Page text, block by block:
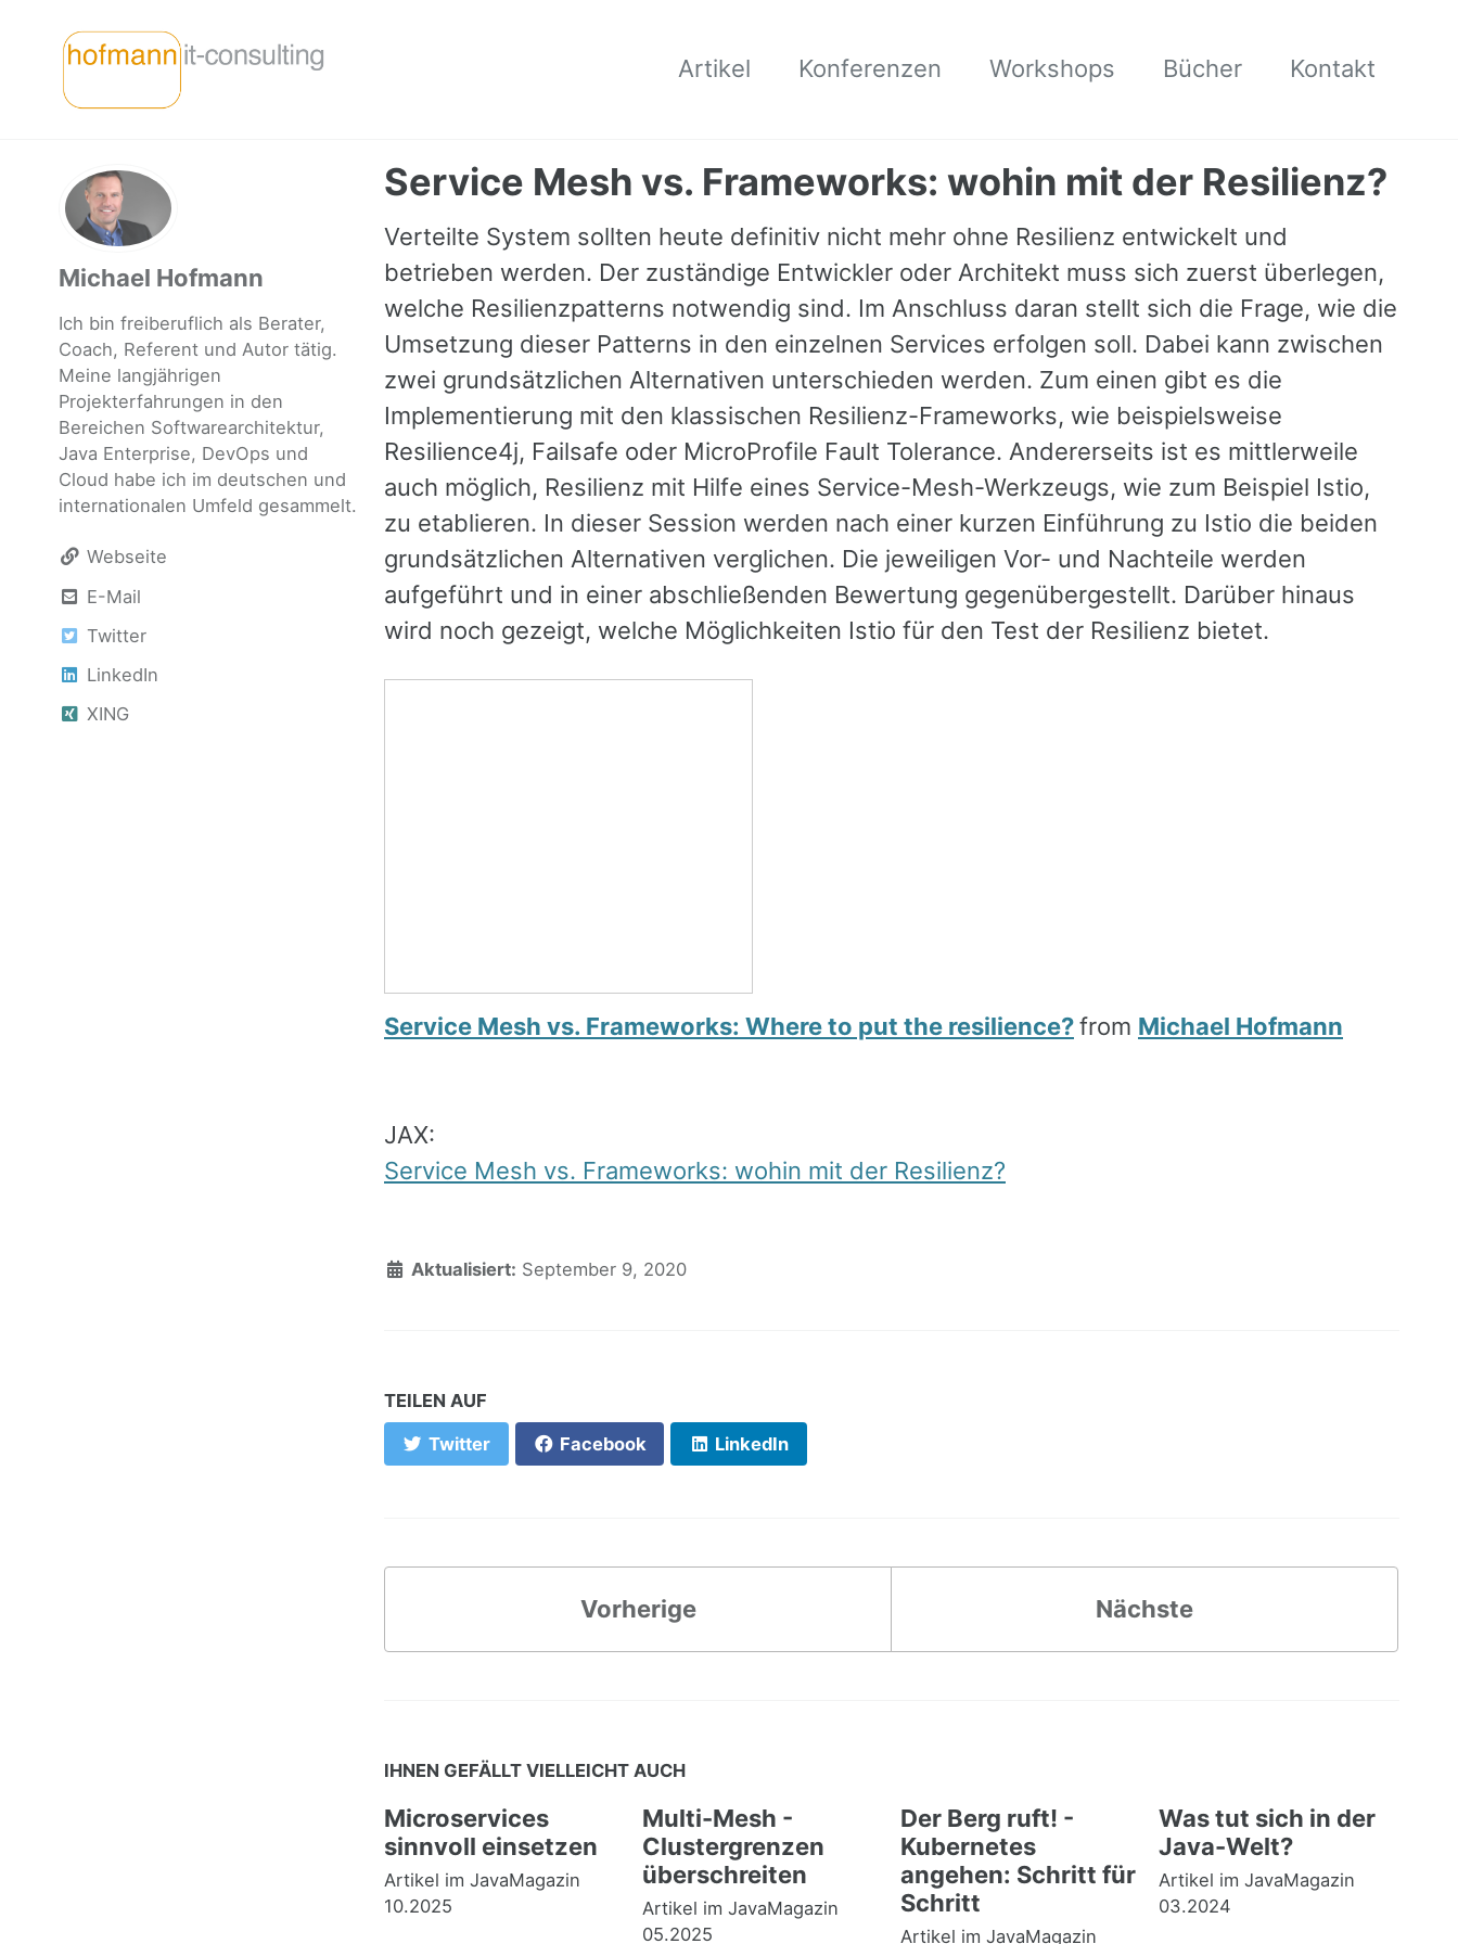
primary
content
footer
Artikel Konferenzen Workshops Bücher Kontakt
Michael Hofmann
Ich bin freiberuflich als Berater,
Coach, Referent und Autor tätig.
Meine langjährigen
Projekterfahrungen in den
Bereichen Softwarearchitektur,
Java Enterprise, DevOps und
Cloud habe ich im deutschen und
internationalen Umfeld gesammelt.
Webseite
E-Mail
Twitter
LinkedIn
XING
Service Mesh vs. Frameworks: wohin mit der Resilienz?
Verteilte System sollten heute definitiv nicht mehr ohne Resilienz entwickelt und
betrieben werden. Der zuständige Entwickler oder Architekt muss sich zuerst überlegen,
welche Resilienzpatterns notwendig sind. Im Anschluss daran stellt sich die Frage, wie die
Umsetzung dieser Patterns in den einzelnen Services erfolgen soll. Dabei kann zwischen
zwei grundsätzlichen Alternativen unterschieden werden. Zum einen gibt es die
Implementierung mit den klassischen Resilienz-Frameworks, wie beispielsweise
Resilience4j, Failsafe oder MicroProfile Fault Tolerance. Andererseits ist es mittlerweile
auch möglich, Resilienz mit Hilfe eines Service-Mesh-Werkzeugs, wie zum Beispiel Istio,
zu etablieren. In dieser Session werden nach einer kurzen Einführung zu Istio die beiden
grundsätzlichen Alternativen verglichen. Die jeweiligen Vor- und Nachteile werden
aufgeführt und in einer abschließenden Bewertung gegenübergestellt. Darüber hinaus
wird noch gezeigt, welche Möglichkeiten Istio für den Test der Resilienz bietet.
Service Mesh vs. Frameworks: Where to put the resilience?from Michael Hofmann
JAX:
Service Mesh vs. Frameworks: wohin mit der Resilienz?
Aktualisiert: September 9, 2020
TEILEN AUF
Twitter Facebook LinkedIn
Vorherige Nächste
IHNEN GEFÄLLT VIELLEICHT AUCH
Microservices
sinnvoll einsetzen
Artikel im JavaMagazin
10.2025
Multi-Mesh -
Clustergrenzen
überschreiten
Artikel im JavaMagazin
05.2025
Der Berg ruft! -
Kubernetes
angehen: Schritt für
Schritt
Artikel im JavaMagazin
Was tut sich in der
Java-Welt?
Artikel im JavaMagazin
03.2024